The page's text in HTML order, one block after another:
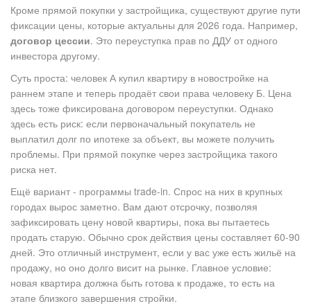
Кроме прямой покупки у застройщика, существуют другие пути
фиксации цены, которые актуальны для 2026 года. Например,
договор цессии. Это переуступка прав по ДДУ от одного
инвестора другому.
Суть проста: человек А купил квартиру в новостройке на
раннем этапе и теперь продаёт свои права человеку Б. Цена
здесь тоже фиксирована договором переуступки. Однако
здесь есть риск: если первоначальный покупатель не
выплатил долг по ипотеке за объект, вы можете получить
проблемы. При прямой покупке через застройщика такого
риска нет.
Ещё вариант - программы trade-in. Спрос на них в крупных
городах вырос заметно. Вам дают отсрочку, позволяя
зафиксировать цену новой квартиры, пока вы пытаетесь
продать старую. Обычно срок действия цены составляет 60-90
дней. Это отличный инструмент, если у вас уже есть жильё на
продажу, но оно долго висит на рынке. Главное условие:
новая квартира должна быть готова к продаже, то есть на
этапе близкого завершения стройки.